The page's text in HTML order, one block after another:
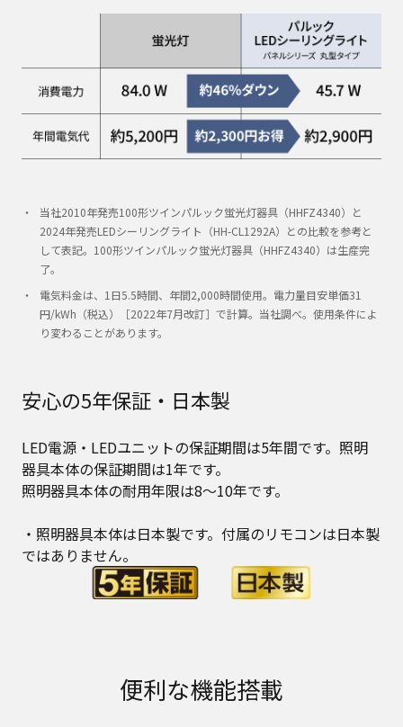
当社2010年発売100形ツインパルック蛍光灯器具（HHFZ4340）と
2024年発売LEDシーリングライト（HH-CL1292A）との比較を参考と
して表記。100形ツインパルック蛍光灯器具（HHFZ4340）は生産完
了。
電気料金は、1日5.5時間、年間2,000時間使用。電力量目安単価31
円/kWh（税込）［2022年7月改訂］で計算。当社調べ。使用条件によ
り変わることがあります。
安心の5年保証・日本製
LED電源・LEDユニットの保証期間は5年間です。照明
器具本体の保証期間は1年です。
照明器具本体の耐用年限は8～10年です。
・照明器具本体は日本製です。付属のリモコンは日本製
ではありません。
便利な機能搭載